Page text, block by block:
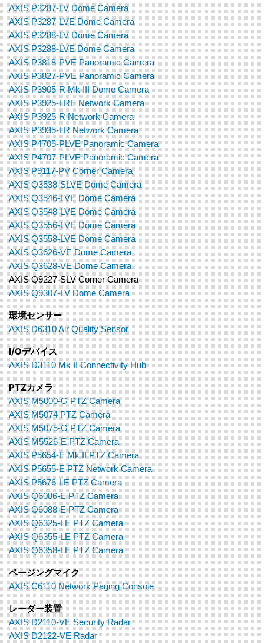
AXIS P3287-LV Dome Camera
AXIS P3287-LVE Dome Camera
AXIS P3288-LV Dome Camera
AXIS P3288-LVE Dome Camera
AXIS P3818-PVE Panoramic Camera
AXIS P3827-PVE Panoramic Camera
AXIS P3905-R Mk III Dome Camera
AXIS P3925-LRE Network Camera
AXIS P3925-R Network Camera
AXIS P3935-LR Network Camera
AXIS P4705-PLVE Panoramic Camera
AXIS P4707-PLVE Panoramic Camera
AXIS P9117-PV Corner Camera
AXIS Q3538-SLVE Dome Camera
AXIS Q3546-LVE Dome Camera
AXIS Q3548-LVE Dome Camera
AXIS Q3556-LVE Dome Camera
AXIS Q3558-LVE Dome Camera
AXIS Q3626-VE Dome Camera
AXIS Q3628-VE Dome Camera
AXIS Q9227-SLV Corner Camera
AXIS Q9307-LV Dome Camera
環境センサー
AXIS D6310 Air Quality Sensor
I/Oデバイス
AXIS D3110 Mk II Connectivity Hub
PTZカメラ
AXIS M5000-G PTZ Camera
AXIS M5074 PTZ Camera
AXIS M5075-G PTZ Camera
AXIS M5526-E PTZ Camera
AXIS P5654-E Mk II PTZ Camera
AXIS P5655-E PTZ Network Camera
AXIS P5676-LE PTZ Camera
AXIS Q6086-E PTZ Camera
AXIS Q6088-E PTZ Camera
AXIS Q6325-LE PTZ Camera
AXIS Q6355-LE PTZ Camera
AXIS Q6358-LE PTZ Camera
ページングマイク
AXIS C6110 Network Paging Console
レーダー装置
AXIS D2110-VE Security Radar
AXIS D2122-VE Radar